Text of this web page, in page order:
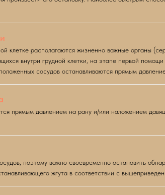
клетке располагаются жизненно важные органы
внутри грудной клетки, на этапе первой
сосудов останавливаются прямым
прямым давлением на рану и/или наложением
поэтому важно своевременно остановить
жгута в соответствии с